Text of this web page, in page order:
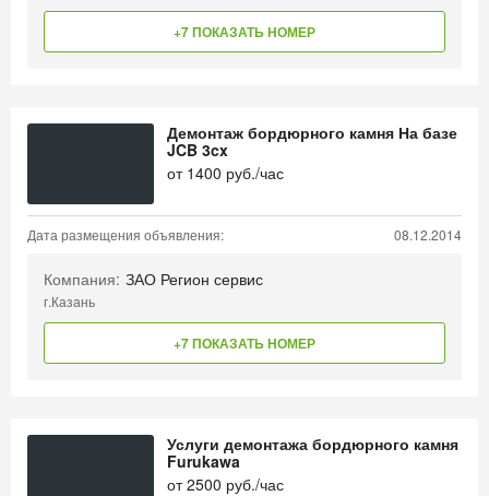
+7 ПОКАЗАТЬ НОМЕР
Демонтаж бордюрного камня На базе
JCB 3cx
от 1400 руб./час
Дата размещения объявления: 08.12.2014
Компания: ЗАО Регион сервис
г.Казань
+7 ПОКАЗАТЬ НОМЕР
Услуги демонтажа бордюрного камня
Furukawa
от2500 руб./час